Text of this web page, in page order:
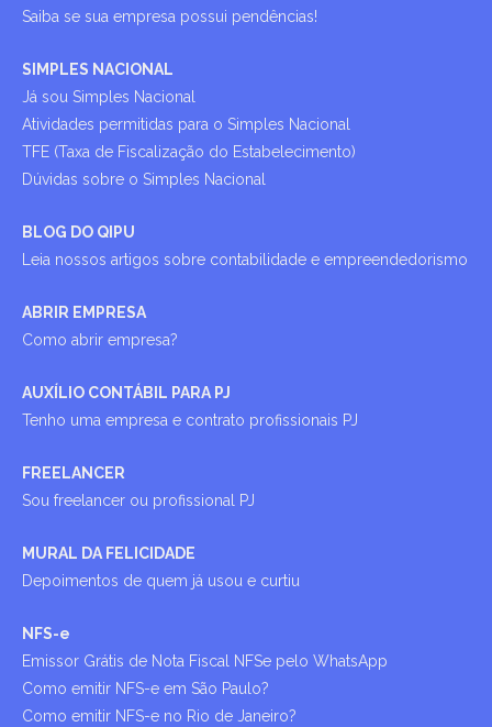
Saiba se sua empresa possui pendências!
SIMPLES NACIONAL
Já sou Simples Nacional
Atividades permitidas para o Simples Nacional
TFE (Taxa de Fiscalização do Estabelecimento)
Dúvidas sobre o Simples Nacional
BLOG DO QIPU
Leia nossos artigos sobre contabilidade e empreendedorismo
ABRIR EMPRESA
Como abrir empresa?
AUXÍLIO CONTÁBIL PARA PJ
Tenho uma empresa e contrato profissionais PJ
FREELANCER
Sou freelancer ou profissional PJ
MURAL DA FELICIDADE
Depoimentos de quem já usou e curtiu
NFS-e
Emissor Grátis de Nota Fiscal NFSe pelo WhatsApp
Como emitir NFS-e em São Paulo?
Como emitir NFS-e no Rio de Janeiro?